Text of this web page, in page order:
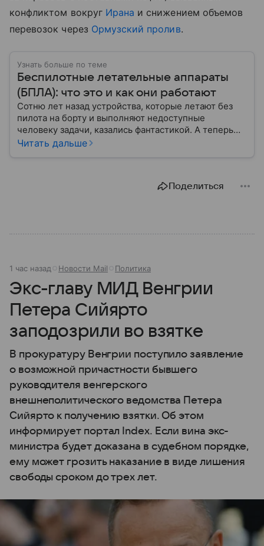
конфликтом вокруг Ирана и снижением объемов
перевозок через Ормузский пролив.
Узнать больше по теме
Беспилотные летательные аппараты
(БПЛА): что это и как они работают
Сотню лет назад устройства, которые летают без
пилота на борту и выполняют недоступные
человеку задачи, казались фантастикой. А теперь
они стали реальностью: собрали главное о
Читать дальше
Поделиться
1 час назад Новости Mail Политика
Экс-главу МИД Венгрии
Петера Сийярто
заподозрили во взятке
В прокуратуру Венгрии поступило заявление
о возможной причастности бывшего
руководителя венгерского
внешнеполитического ведомства Петера
Сийярто к получению взятки. Об этом
информирует портал Index. Если вина экс-
министра будет доказана в судебном порядке,
ему может грозить наказание в виде лишения
свободы сроком до трех лет.